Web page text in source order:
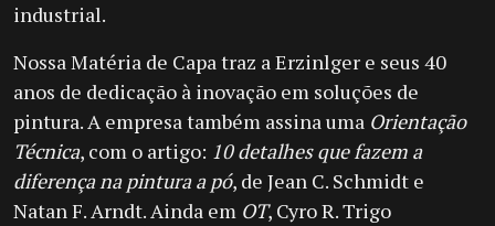
industrial.
Nossa Matéria de Capa traz a Erzinlger e seus 40
anos de dedicação à inovação em soluções de
pintura. A empresa também assina uma Orientação
Técnica, com o artigo: 10 detalhes que fazem a
diferença na pintura a pó, de Jean C. Schmidt e
Natan F. Arndt. Ainda em OT, Cyro R. Trigo